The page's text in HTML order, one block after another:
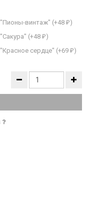
винтаж" (+48 ₽ )
(+48 ₽ )
сердце" (+69 ₽ )